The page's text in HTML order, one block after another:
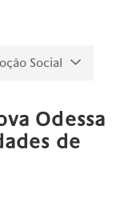
Social
Odessa
de